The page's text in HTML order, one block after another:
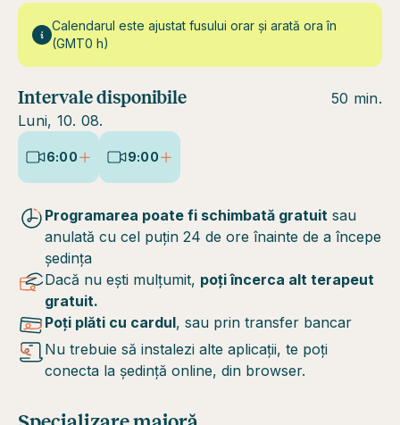
Calendarul este ajustat fusului orar și arată ora în
(GMT0 h)
Intervale disponibile
Luni, 10. 08.
50 min.
6:00 9:00
Programarea poate fi schimbată gratuit sau
anulată cu cel puțin 24 de ore înainte de a începe
ședința
Dacă nu ești mulțumit, poți încerca alt terapeut
gratuit.
Poți plăti cu cardul, sau prin transfer bancar
Nu trebuie să instalezi alte aplicații, te poți
conecta la ședință online, din browser.